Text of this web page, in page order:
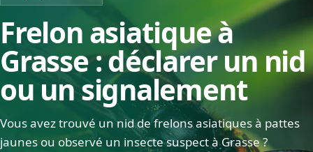
Frelon asiatique à
Grasse : déclarer un nid
ou un signalement
Vous avez trouvé un nid de frelons asiatiques à pattes
jaunes ou observé un insecte suspect à Grasse ?